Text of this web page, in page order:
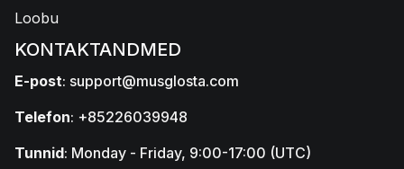
Loobu
KONTAKTANDMED
E-post: support@musglosta.com
Telefon: +85226039948
Tunnid: Monday - Friday, 9:00-17:00 (UTC)